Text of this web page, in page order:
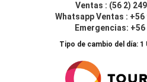
Ventas : (56 2)
Whatsapp Ventas : +56
Emergencias: +56
Tipo de cambio del día: 1